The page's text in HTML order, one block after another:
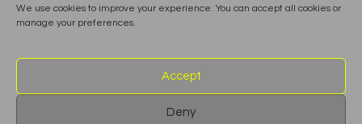
We use cookies to improve your experience. You can accept all cookies or
manage your preferences.
Accept
Deny
production@comuna.pt